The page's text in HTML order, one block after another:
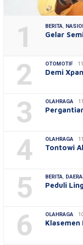
1 BERITA,
Gelar
2 OTOMOTIF
Demi
3 OLAHRAGA
4 OLAHRAGA
Tontowi
5 BERITA,
Peduli
6 OLAHRAGA
Klasemen